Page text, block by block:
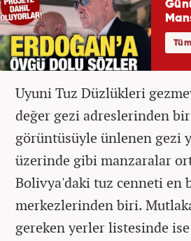
Uyuni Tuz Düzlükleri
değer gezi adreslerinden
görüntüsüyle ünlenen gezi
üzerinde gibi manzaralar
Bolivya'daki tuz cenneti en
merkezlerinden biri.
gereken yerler listesinde